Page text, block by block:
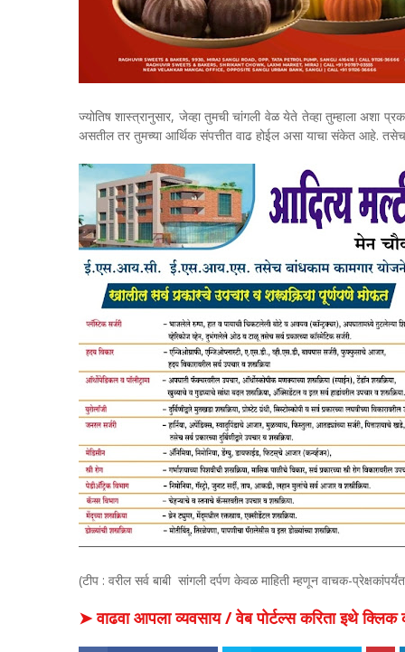
ज्योतिष शास्त्रानुसार, जेव्हा तुमची चांगली वेळ येते तेव्हा तुम्हाला अशा
असतील तर तुमच्या आर्थिक संपत्तीत वाढ होईल असा याचा संकेत आहे.
(टीप : वरील सर्व बाबी सांगली दर्पण केवळ माहिती म्हणून वाचक-
➤ वाढवा आपला व्यवसाय / वेब पोर्टल्स करिता इथे